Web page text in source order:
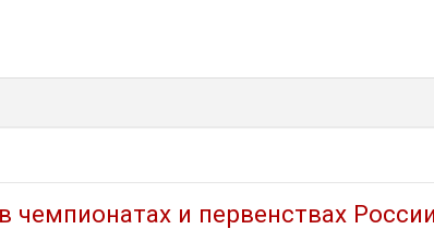
и первенствах